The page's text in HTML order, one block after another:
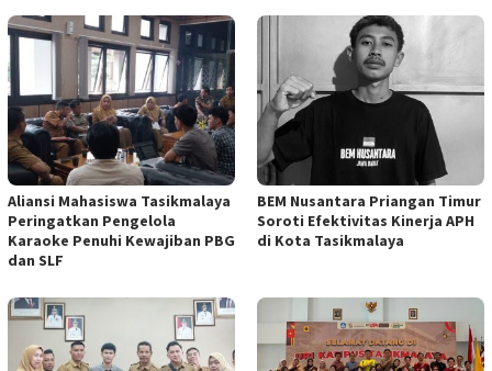
Aliansi Mahasiswa Tasikmalaya
Peringatkan Pengelola
Karaoke Penuhi Kewajiban PBG
dan SLF
BEM Nusantara Priangan Timur
Soroti Efektivitas Kinerja APH
di Kota Tasikmalaya